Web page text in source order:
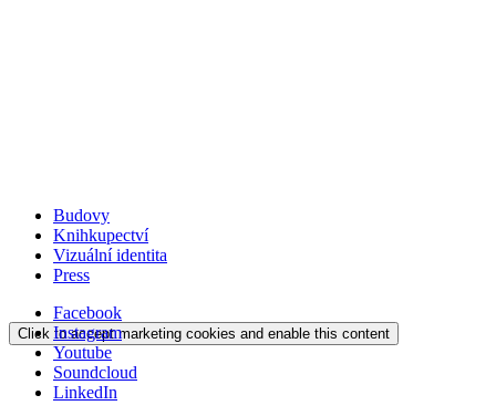
Click to accept marketing cookies and enable this content
Budovy
Knihkupectví
Vizuální identita
Press
Facebook
Instagram
Youtube
Soundcloud
LinkedIn